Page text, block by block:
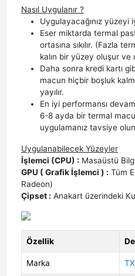
Nasıl Uygulanır ?
Uygulayacağınız yüzeyi
Eser miktarda termal
ortasına sıkılır. (Fazla
kalın bir yüzey oluşur ve
Daha sonra kredi kartı
macun hiçbir boşluk
yayılır.
En iyi performansı
6-8 ayda bir termal
uygulamanız tavsiye
Uygulanabilecek Yüzeyler
İşlemci (CPU) : Masaüstü
GPU ( Grafik İşlemci ) : Tüm
Radeon)
Çipset : Anakart üzerindeki
Özellik
Marka TX